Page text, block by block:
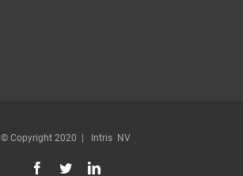
© Copyright 2020 | Intris NV
Facebook
TwitterLinkedin